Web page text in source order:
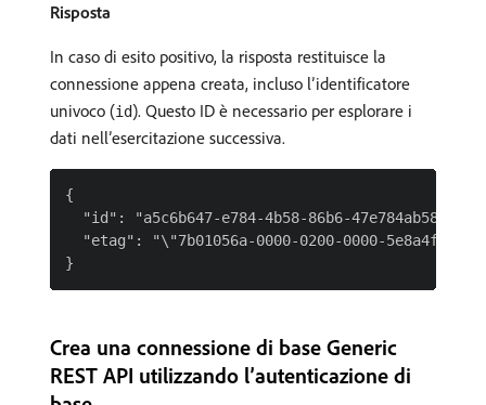
Risposta
In caso di esito positivo, la risposta restituisce la
connessione appena creata, incluso l’identificatore
univoco (id). Questo ID è necessario per esplorare i
dati nell’esercitazione successiva.
{
  "id": "a5c6b647-e784-4b58-86b6-47e784ab580b",
"etag": "\"7b01056a-0000-0200-0000-
Crea una connessione di base Generic
REST API utilizzando l’autenticazione di